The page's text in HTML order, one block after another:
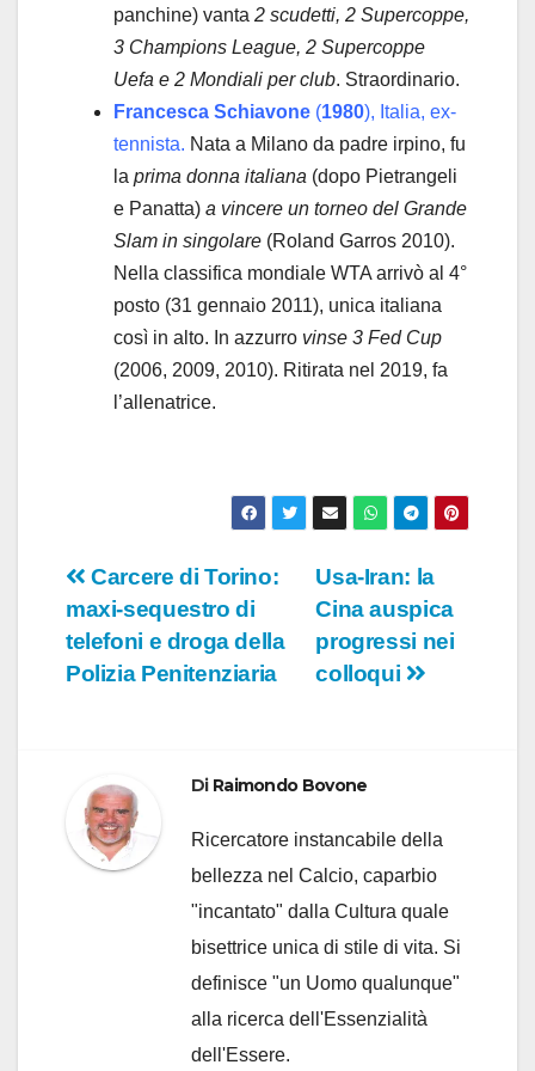
panchine) vanta 2 scudetti, 2 Supercoppe,
3 Champions League, 2 Supercoppe
Uefa e 2 Mondiali per club. Straordinario.
Francesca Schiavone (1980), Italia, ex-
tennista. Nata a Milano da padre irpino, fu
la prima donna italiana (dopo Pietrangeli
e Panatta) a vincere un torneo del Grande
Slam in singolare (Roland Garros 2010).
Nella classifica mondiale WTA arrivò al 4°
posto (31 gennaio 2011), unica italiana
così in alto. In azzurro vinse 3 Fed Cup
(2006, 2009, 2010). Ritirata nel 2019, fa
l’allenatrice.
Navigazione
articoli
Usa-Iran: la
Cina auspica
progressi nei
colloqui
Carcere di Torino:
maxi-sequestro di
telefoni e droga della
Polizia Penitenziaria
Di Raimondo Bovone
Ricercatore instancabile della
bellezza nel Calcio, caparbio
"incantato" dalla Cultura quale
bisettrice unica di stile di vita. Si
definisce "un Uomo qualunque"
alla ricerca dell'Essenzialità
dell'Essere.